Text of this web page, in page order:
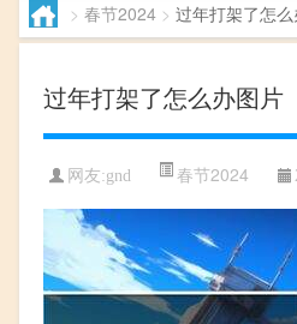
> 春节2024 > 过年打架了怎
过年打架了怎么办图片
网友:gnd 春节2024